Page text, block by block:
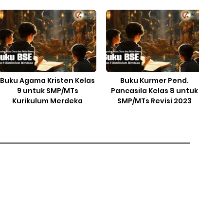
Buku Agama Kristen Kelas
9 untuk SMP/MTs
Kurikulum Merdeka
Buku Kurmer Pend.
Pancasila Kelas 8 untuk
SMP/MTs Revisi 2023